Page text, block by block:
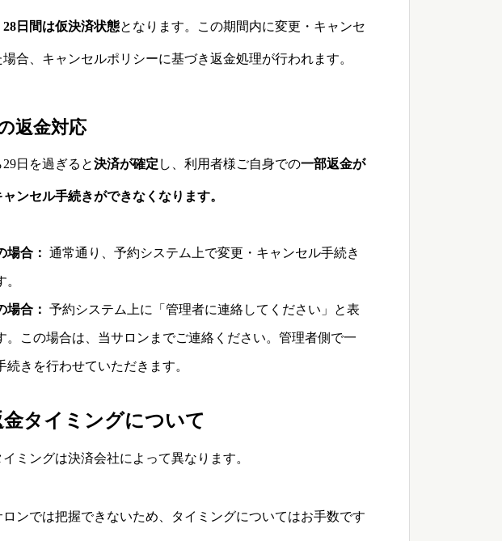
28日間は仮決済状態となります。この期間内に変更・キャンセ
合、キャンセルポリシーに基づき返金処理が行われます。
返金対応
日を過ぎると決済が確定 し、利用者様ご自身での一部返金が
ンセル手続きができなくなります。
場合： 通常通り、予約システム上で変更・キャンセル手続き
場合： 予約システム上に「管理者に連絡してください」と表
。この場合は、当サロンまでご連絡ください。管理者側で一
続きを行わせていただきます。
金タイミングについて
ミングは決済会社によって異なります。
ンでは把握できないため、タイミングについてはお手数です